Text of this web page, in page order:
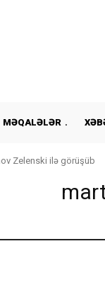
MƏQALƏLƏR
Zelenski ilə görüşüb